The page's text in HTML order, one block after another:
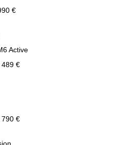
€
Active
489 €
790 €